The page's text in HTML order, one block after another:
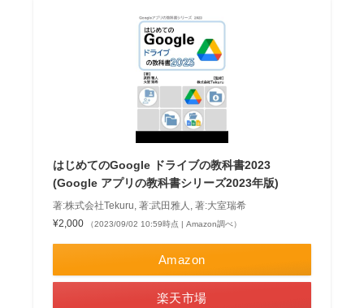
はじめてのGoogle ドライブの教科書2023
(Google アプリの教科書シリーズ2023年版)
著:株式会社Tekuru, 著:武田雅人, 著:大室瑞希
¥2,000
（2023/09/02 10:59時点 | Amazon調べ）
Amazon
楽天市場